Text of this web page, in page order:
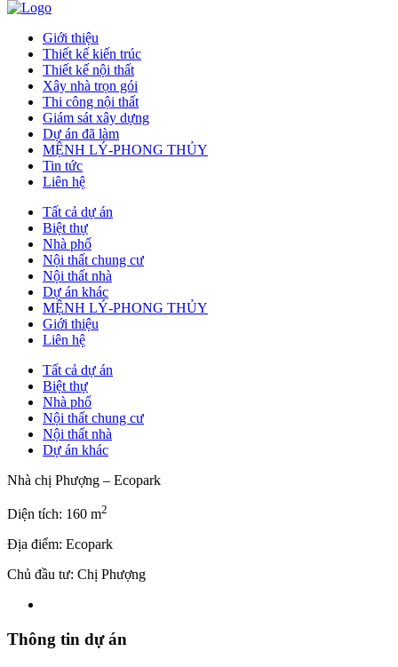
Giới thiệu
Thiết kế kiến trúc
Thiết kế nội thất
Xây nhà trọn gói
Thi công nội thất
Giám sát xây dựng
Dự án đã làm
MỆNH LÝ-PHONG THỦY
Tin tức
Liên hệ
Tất cả dự án
Biệt thự
Nhà phố
Nội thất chung cư
Nội thất nhà
Dự án khác
MỆNH LÝ-PHONG THỦY
Giới thiệu
Liên hệ
Tất cả dự án
Biệt thự
Nhà phố
Nội thất chung cư
Nội thất nhà
Dự án khác
Nhà chị Phượng – Ecopark
Diện tích: 160 m2
Địa điểm: Ecopark
Chủ đầu tư: Chị Phượng
Thông tin dự án